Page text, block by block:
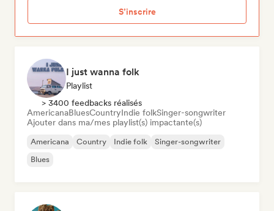
S’inscrire
I just wanna folk
Playlist
> 3400 feedbacks réalisés
AmericanaBluesCountryIndie folkSinger-songwriter
Ajouter dans ma/mes playlist(s) impactante(s)
Americana Country Indie folk
Singer-songwriter
Blues